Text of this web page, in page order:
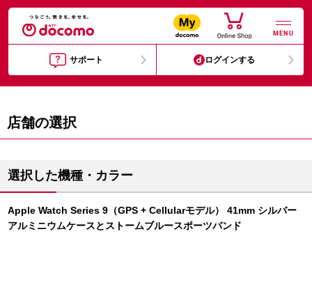
MENU
サポート ログインする
店舗の選択
選択した機種・カラー
Apple Watch Series 9（GPS + Cellularモデル） 41mm シルバー
アルミニウムケースとストームブルースポーツバンド